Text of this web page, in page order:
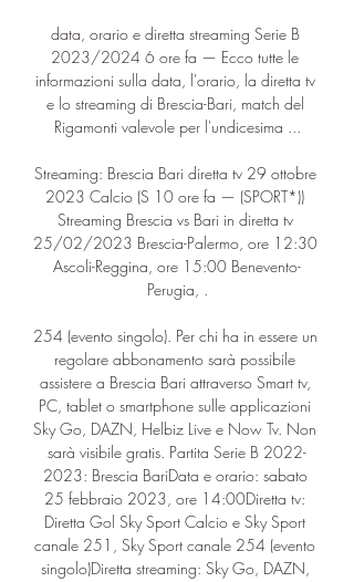
data, orario e diretta streaming Serie B
2023/2024 6 ore fa — Ecco tutte le
informazioni sulla data, l'orario, la diretta tv
e lo streaming di Brescia-Bari, match del
Rigamonti valevole per l'undicesima ...
Streaming: Brescia Bari diretta tv 29 ottobre
2023 Calcio (S 10 ore fa — (SPORT*))
Streaming Brescia vs Bari in diretta tv
25/02/2023 Brescia-Palermo, ore 12:30
Ascoli-Reggina, ore 15:00 Benevento-
Perugia, .
254 (evento singolo). Per chi ha in essere un
regolare abbonamento sarà possibile
assistere a Brescia Bari attraverso Smart tv,
PC, tablet o smartphone sulle applicazioni
Sky Go, DAZN, Helbiz Live e Now Tv. Non
sarà visibile gratis. Partita Serie B 2022-
2023: Brescia BariData e orario: sabato
25 febbraio 2023, ore 14:00Diretta tv:
Diretta Gol Sky Sport Calcio e Sky Sport
canale 251, Sky Sport canale 254 (evento
singolo)Diretta streaming: Sky Go, DAZN,